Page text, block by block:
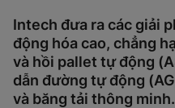
Intech đưa ra các giải
động hóa cao, chẳng
và hồi pallet tự động
dẫn đường tự động
và băng tải thông minh.